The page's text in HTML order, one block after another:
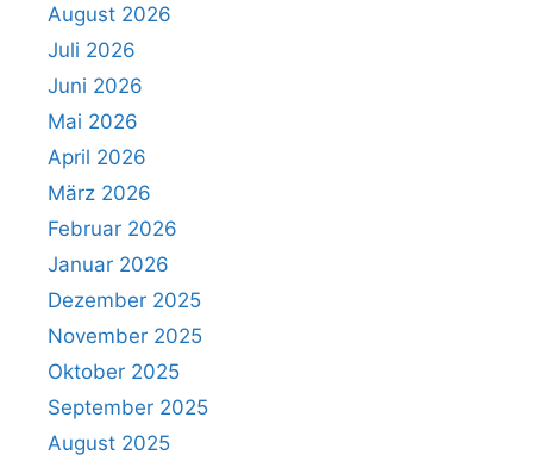
August 2026
Juli 2026
Juni 2026
Mai 2026
April 2026
März 2026
Februar 2026
Januar 2026
Dezember 2025
November 2025
Oktober 2025
September 2025
August 2025